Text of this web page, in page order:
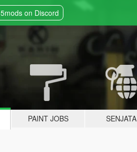
5mods on Discord
PAINT JOBS SENJATA